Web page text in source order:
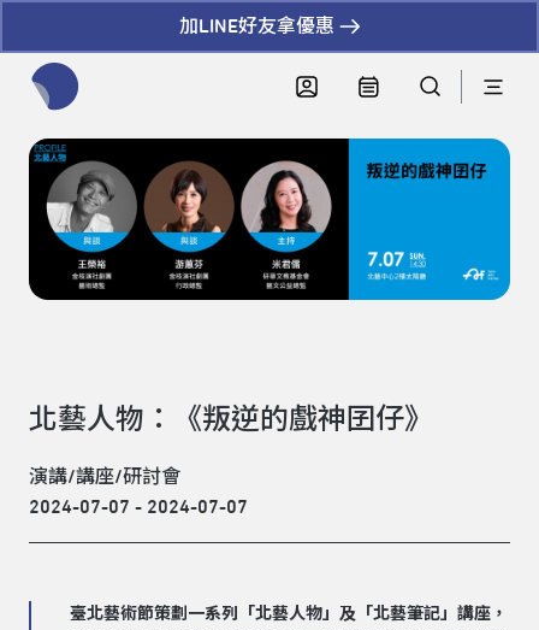
加LINE好友拿優惠
北藝人物：《叛逆的戲神囝仔》
演講/講座/研討會
2024-07-07 - 2024-07-07
臺北藝術節策劃一系列「北藝人物」及「北藝筆記」講座，